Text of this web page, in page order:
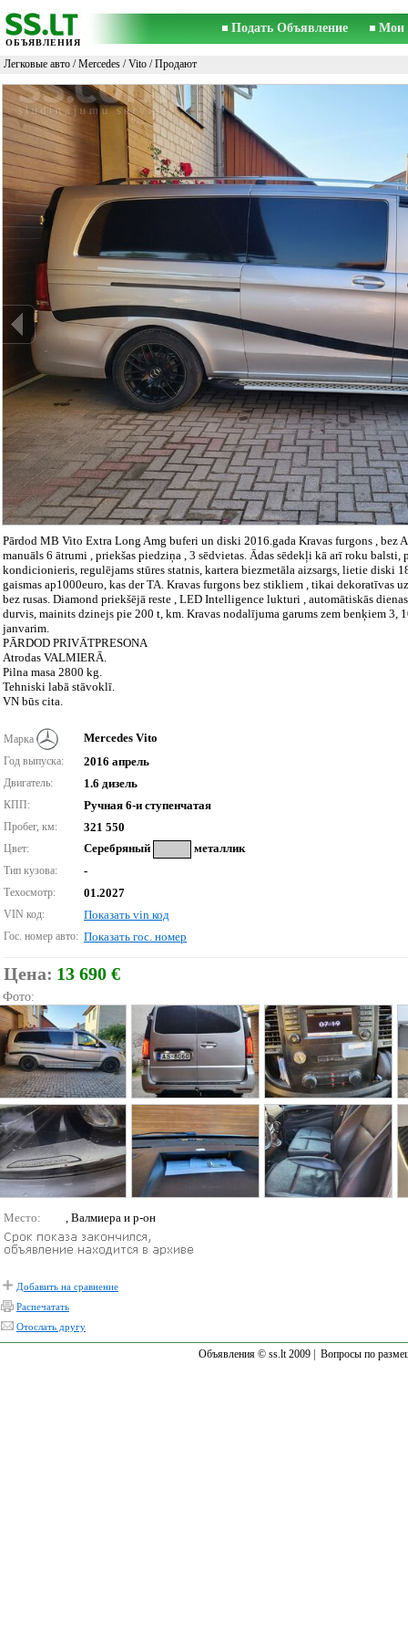
ОБЪЯВЛЕНИЯ
Подать Объявление Мои
Легковые авто /Mercedes /Vito / Продают
Pārdod MB Vito Extra Long Amg buferi un diski 2016.gada Kravas furgons , bez
manuāls 6 ātrumi , priekšas piedziņa , 3 sēdvietas. Ādas sēdekļi kā arī roku balsti,
kondicionieris, regulējams stūres statnis, kartera biezmetāla aizsargs, lietie diski
gaismas ap1000euro, kas der TA. Kravas furgons bez stikliem , tikai dekoratīvas
bez rusas. Diamond priekšējā reste , LED Intelligence lukturi , automātiskās
durvis, mainits dzinejs pie 200 t, km. Kravas nodalījuma garums zem benķiem
janvarim.
PĀRDOD PRIVĀTPRESONA
Atrodas VALMIERĀ.
Pilna masa 2800 kg.
Tehniski labā stāvoklī.
VN būs cita.
Марка Mercedes Vito
Год выпуска: 2016 апрель
Двигатель: 1.6 дизель
КПП: Ручная 6-и ступенчатая
Пробег, км: 321 550
Цвет: Серебряный металлик
Тип кузова: -
Техосмотр: 01.2027
VIN код: Показать vin код
Гос. номер авто: Показать гос. номер
Цена: 13 690 €
Фото:
Место: , Валмиера и р-он
Добавить на сравнение
Распечатать
Отослать другу
Объявления © ss.lt 2009 | Вопросы по